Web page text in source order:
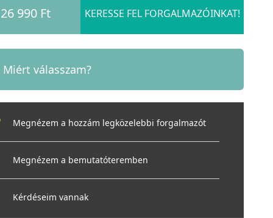
990 Ft KERESSE FEL FORGALMAZÓINKAT!
Miért válasszam?
Megnézem a hozzám legközelebbi forgalmazót
Megnézem a bemutatóteremben
Kérdéseim vannak